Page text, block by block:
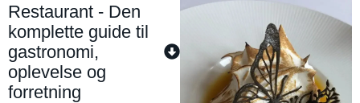
Restaurant - Den
komplette guide til
gastronomi,
oplevelse og
forretning